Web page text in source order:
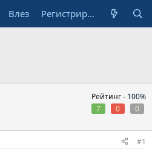
Влез Регистрирай се
Рейтинг - 100%
7
0 0
#1